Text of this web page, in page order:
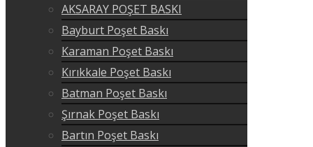
AKSARAY POŞET BASKI
Bayburt Poşet Baskı
Karaman Poşet Baskı
Kırıkkale Poşet Baskı
Batman Poşet Baskı
Şırnak Poşet Baskı
Bartın Poşet Baskı